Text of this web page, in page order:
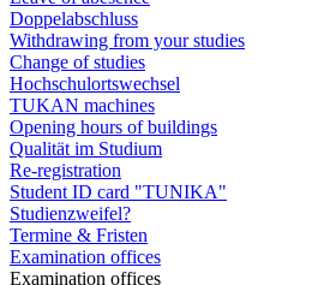
Doppelabschluss
Withdrawing from your studies
Change of studies
Hochschulortswechsel
TUKAN machines
Opening hours of buildings
Qualität im Studium
Re-registration
Student ID card "TUNIKA"
Studienzweifel?
Termine & Fristen
Examination offices
Examination offices